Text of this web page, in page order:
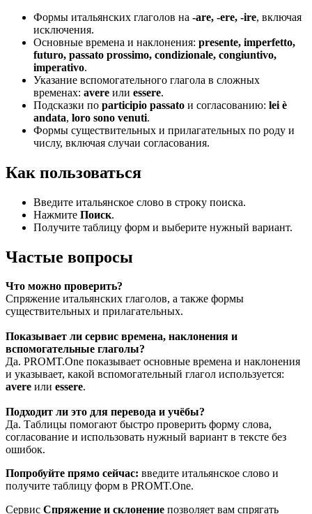
Формы итальянских глаголов на -are, -ere, -ire, включая
исключения.
Основные времена и наклонения: presente, imperfetto,
futuro, passato prossimo, condizionale, congiuntivo,
imperativo.
Указание вспомогательного глагола в сложных
временах: avere или essere.
Подсказки по participio passato и согласованию: lei è
andata, loro sono venuti.
Формы существительных и прилагательных по роду и
числу, включая случаи согласования.
Как пользоваться
Введите итальянское слово в строку поиска.
Нажмите Поиск.
Получите таблицу форм и выберите нужный вариант.
Частые вопросы
Что можно проверить?
Спряжение итальянских глаголов, а также формы
существительных и прилагательных.
Показывает ли сервис времена, наклонения и
вспомогательные глаголы?
Да. PROMT.One показывает основные времена и наклонения
и указывает, какой вспомогательный глагол используется:
avere или essere.
Подходит ли это для перевода и учёбы?
Да. Таблицы помогают быстро проверить форму слова,
согласование и использовать нужный вариант в тексте без
ошибок.
Попробуйте прямо сейчас: введите итальянское слово и
получите таблицу форм в PROMT.One.
Сервис Спряжение и склонение позволяет вам спрягать